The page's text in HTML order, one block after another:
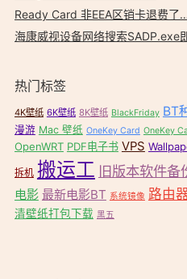
Ready Card 非EEA区销卡退费了
海康威视设备网络搜索SADP.exe
热门标签
4K壁纸 6K壁纸 8K壁纸 BlackFriday BT
漫游 Mac 壁纸 OneKey Card OneKey
OpenWRT PDF电子书 VPS
拆机 搬运工 旧版本软件备
电影 最新电影BT 系统镜像 路由
清壁纸打包下载 黑五